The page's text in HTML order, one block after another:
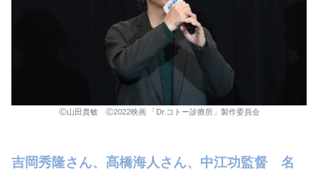
Ⓒ山田貴敏 Ⓒ2022映画 「Dr.コトー診療所」製作委員会
吉岡秀隆さん、髙橋海人さん、中江功監督 名